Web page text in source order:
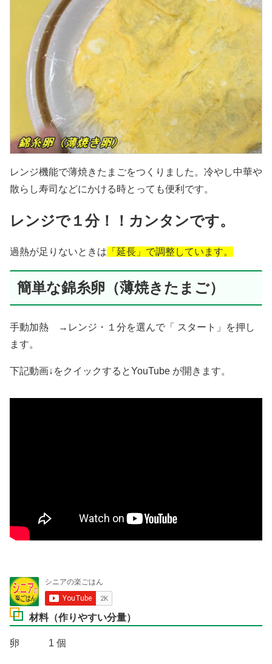
レンジ機能で薄焼きたまごをつくりました。冷やし中華や
散らし寿司などにかける時とっても便利です。
レンジで１分！！カンタンです。
過熱が足りないときは 「延長」で調整しています。
簡単な錦糸卵（薄焼きたまご）
手動加熱 →レンジ・１分を選んで「 スタート」を押し
ます。
下記動画↓をクイックするとYouTube が開きます。
材料（作りやすい分量）
卵 1 個